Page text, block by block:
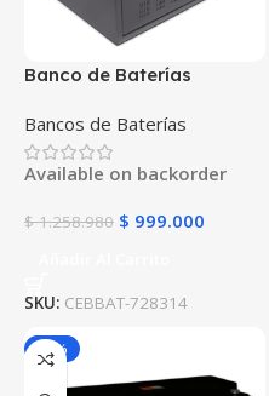
Banco de Baterías
UPS
Bancos de Baterías
Available on backorder
$1.258.980 $ 999.000
SKU: CEBBAT-728314
-25%